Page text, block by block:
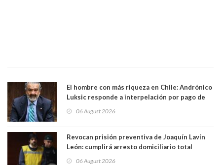
El hombre con más riqueza en Chile: Andrónico
Luksic responde a interpelación por pago de
día que me muera”
06 August 2026
Revocan prisión preventiva de Joaquín Lavín
León: cumplirá arresto domiciliario total
06 August 2026